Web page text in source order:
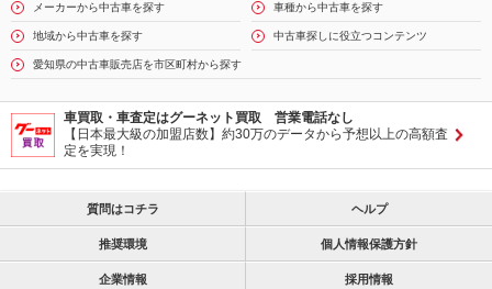
メーカーから中古車を探す 車種から中古車を探す
地域から中古車を探す 中古車探しに役立つコンテンツ
愛知県の中古車販売店を市区町村から探す
車買取・車査定はグーネット買取 営業電話なし
【日本最大級の加盟店数】約30万のデータから予想以上の高額査
定を実現！
質問はコチラ ヘルプ
推奨環境 個人情報保護方針
企業情報 採用情報